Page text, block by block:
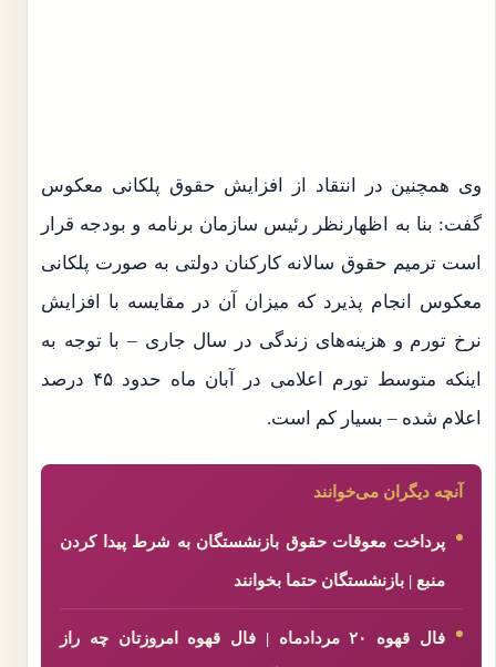
وی همچنین در انتقاد از افزایش حقوق پلکانی معکوس
گفت: بنا به اظهارنظر رئیس سازمان برنامه و بودجه قرار
است ترمیم حقوق سالانه کارکنان دولتی به صورت پلکانی
معکوس انجام پذیرد که میزان آن در مقایسه با افزایش
نرخ تورم و هزینه‌های زندگی در سال جاری – با توجه به
اینکه متوسط تورم اعلامی در آبان ماه حدود ۴۵ درصد
اعلام شده – بسیار کم است.
آنچه دیگران می‌خوانند
پرداخت معوقات حقوق بازنشستگان به شرط پیدا کردن
منبع | بازنشستگان حتما بخوانند
فال قهوه ۲۰ مردادماه | فال قهوه امروزتان چه راز